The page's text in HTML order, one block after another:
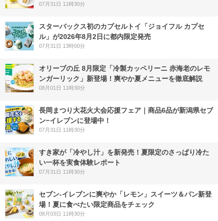
07月31日 11時30分
スターバックス初のカプセルトイ「ジョイフル カプセ
ル」が2026年8月2日に都内限定発売
07月31日 13時00分
オリーブの丘 8月限定「冷製カッペリーニ 赤海老のレモ
ンガーリック」新登場！爽やか夏メニューを徹底解説
08月01日 11時30分
長岡まつり大花火大会応援フェア｜商品6品が新潟県セブ
ン−イレブンに登場中！
07月31日 11時30分
すき家が「冷やし汁」を新発売！夏限定のさっぱり冷た
い一杯を実食体験レポート
07月31日 11時30分
セブン‐イレブンに爽やか「レモン」スイーツ＆パン新登
場！夏に食べたい限定商品をチェック
08月03日 11時30分